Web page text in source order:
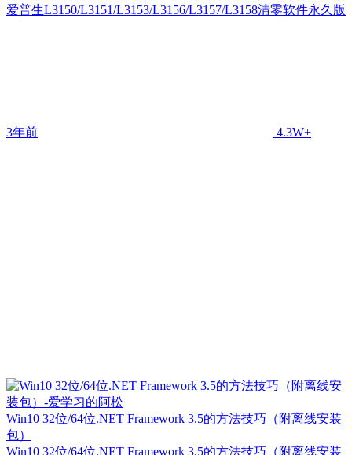
爱普生L3150/L3151/L3153/L3156/L3157/L3158清零软件永久版
3年前 4.3W+
Win10 32位/64位.NET Framework 3.5的方法技巧（附离线安装
包）
Win10 32位/64位.NET Framework 3.5的方法技巧（附离线安装